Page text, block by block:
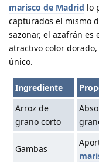
marisco de Madrid lo
capturados el mismo
sazonar, el azafrán es
atractivo color
único.
Ingrediente
Arroz de
grano corto
Gambas